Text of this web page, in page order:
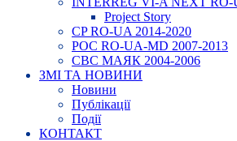
Project Story
CP RO-UA 2014-2020
POC RO-UA-MD 2007-2013
CBC МАЯК 2004-2006
ЗМІ ТА НОВИНИ
Новини
Публікації
Події
КОНТАКТ